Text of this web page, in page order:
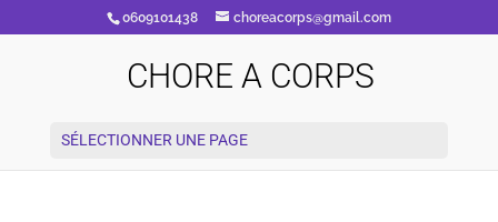
0609101438 choreacorps@gmail.com
CHORE A CORPS
SÉLECTIONNER UNE PAGE